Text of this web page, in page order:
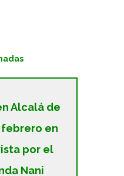
Alcalá de
febrero en
por el
Nani